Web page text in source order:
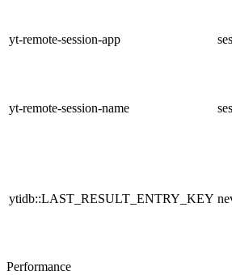
yt-remote-session-app
yt-remote-session-name
ytidb::LAST_RESULT_ENTRY_KEY
Performance